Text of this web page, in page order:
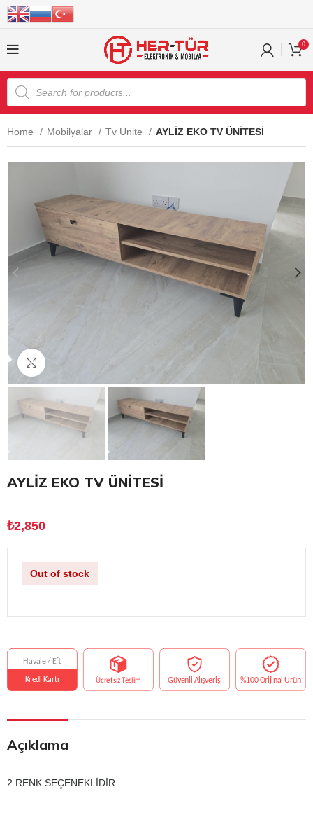
0
Home Mobilyalar Tv Ünite AYLİZ EKO TV ÜNİTESİ
Click to enlarge
AYLİZ EKO TV ÜNİTESİ
₺2,850
Out of stock
Açıklama
2 RENK SEÇENEKLİDİR.